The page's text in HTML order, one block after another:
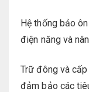
Hệ thống bảo
điện năng và
Trữ đông và
đảm bảo các